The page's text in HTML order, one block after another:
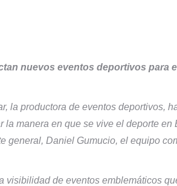
nuevos eventos deportivos para
la productora de eventos deportivos,
la manera en que se vive el deporte
general, Daniel Gumucio, el equipo
visibilidad de eventos emblemáticos